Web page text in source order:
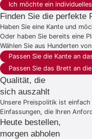
Ich möchte ein
Finden Sie die perfekte
Haben Sie eine Kante und
Oder haben Sie bereits eine
Wählen Sie aus Hunderten
Passen Sie die Kante an
Passen Sie das Brett an
Qualität, die
sich auszahlt
Unsere Preispolitik ist
Einfassungen, die Ihren
Heute bestellen,
morgen abholen